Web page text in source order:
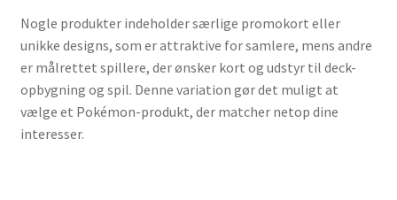
Nogle produkter indeholder særlige promokort eller
unikke designs, som er attraktive for samlere, mens andre
er målrettet spillere, der ønsker kort og udstyr til deck-
opbygning og spil. Denne variation gør det muligt at
vælge et Pokémon-produkt, der matcher netop dine
interesser.